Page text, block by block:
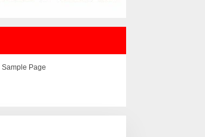
Sample Page